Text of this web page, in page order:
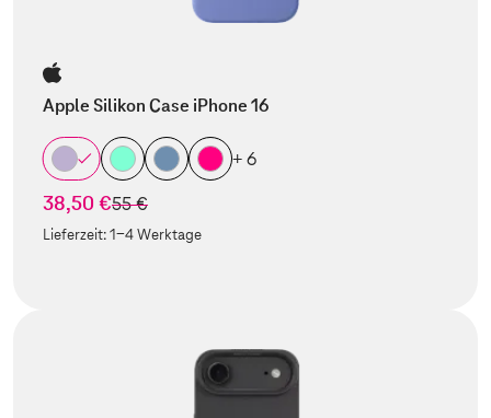
Apple Silikon Case iPhone 16
+ 6
38,50 €statt
55 €
Lieferzeit:1-4 Werktage